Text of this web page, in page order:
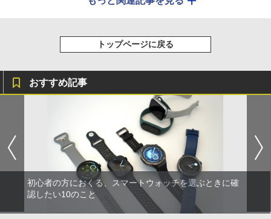
トップページに戻る
おすすめ記事
初心者の方におくる、スマートウォッチを選ぶときに確
認したい10のこと